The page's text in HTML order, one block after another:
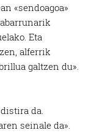
«sendoagoa»
Eta
alferrik
galtzen du».
da.
seinale da».